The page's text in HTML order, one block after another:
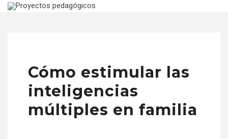
Cómo estimular las
inteligencias
múltiples en familia